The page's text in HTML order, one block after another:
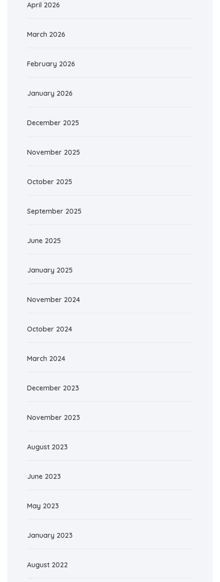
April 2026
March 2026
February 2026
January 2026
December 2025
November 2025
October 2025
September 2025
June 2025
January 2025
November 2024
October 2024
March 2024
December 2023
November 2023
August 2023
June 2023
May 2023
January 2023
August 2022